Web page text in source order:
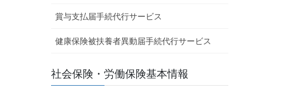
賞与支払届手続代行サービス
健康保険被扶養者異動届手続代行サービス
社会保険・労働保険基本情報